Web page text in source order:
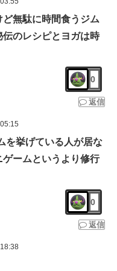
無駄に時間食うジム
のレシピとヨガは時
0
返信
を挙げている人が居な
ームというより修行
0
返信